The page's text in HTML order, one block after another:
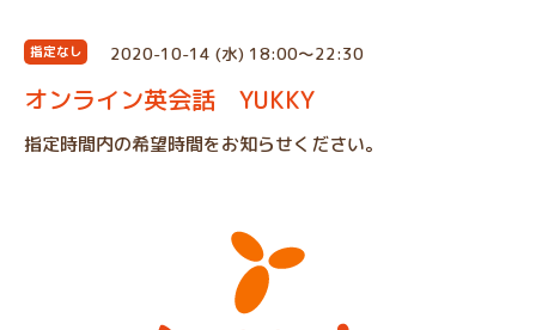
指定なし 2020-10-14 (水) 18:00～22:30
オンライン英会話 YUKKY
指定時間内の希望時間をお知らせください。